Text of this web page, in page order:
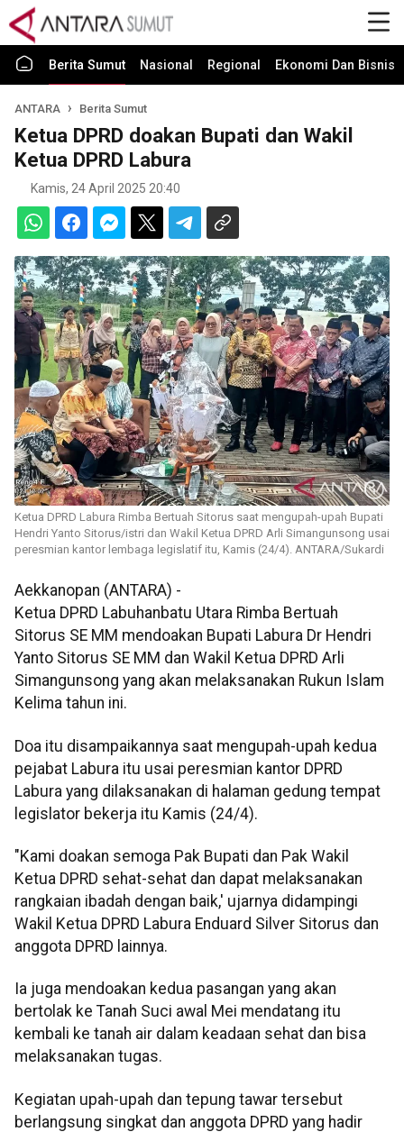
Berita Sumut Nasional Regional Ekonomi Dan Bisnis
ANTARA Berita Sumut
Ketua DPRD doakan Bupati dan Wakil
Ketua DPRD Labura
Kamis, 24 April 2025 20:40
Ketua DPRD Labura Rimba Bertuah Sitorus saat mengupah-upah Bupati
Hendri Yanto Sitorus/istri dan Wakil Ketua DPRD Arli Simangunsong usai
peresmian kantor lembaga legislatif itu, Kamis (24/4). ANTARA/Sukardi
Aekkanopan (ANTARA) -
Ketua DPRD Labuhanbatu Utara Rimba Bertuah
Sitorus SE MM mendoakan Bupati Labura Dr Hendri
Yanto Sitorus SE MM dan Wakil Ketua DPRD Arli
Simangunsong yang akan melaksanakan Rukun Islam
Kelima tahun ini.
Doa itu disampaikannya saat mengupah-upah kedua
pejabat Labura itu usai peresmian kantor DPRD
Labura yang dilaksanakan di halaman gedung tempat
legislator bekerja itu Kamis (24/4).
"Kami doakan semoga Pak Bupati dan Pak Wakil
Ketua DPRD sehat-sehat dan dapat melaksanakan
rangkaian ibadah dengan baik,' ujarnya didampingi
Wakil Ketua DPRD Labura Enduard Silver Sitorus dan
anggota DPRD lainnya.
Ia juga mendoakan kedua pasangan yang akan
bertolak ke Tanah Suci awal Mei mendatang itu
kembali ke tanah air dalam keadaan sehat dan bisa
melaksanakan tugas.
Kegiatan upah-upah dan tepung tawar tersebut
berlangsung singkat dan anggota DPRD yang hadir